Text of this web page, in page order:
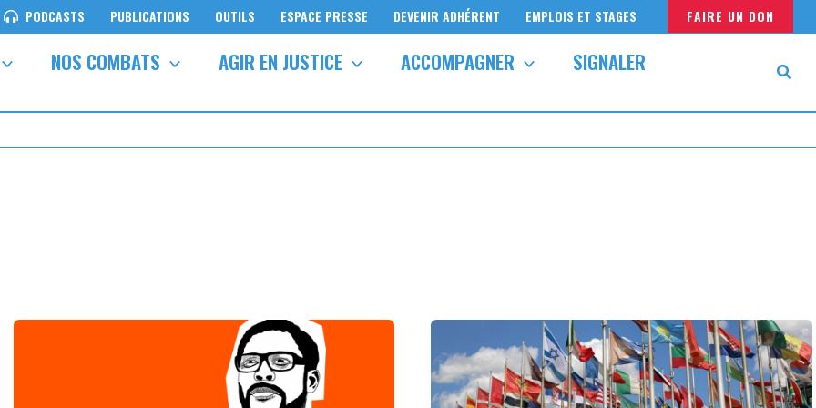
PODCASTS PUBLICATIONS OUTILS ESPACE PRESSE DEVENIR ADHÉRENT EMPLOIS ET STAGES FAIRE UN DON
NOS COMBATS AGIR EN JUSTICE ACCOMPAGNER SIGNALER